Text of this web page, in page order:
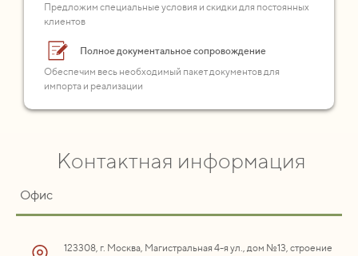
Предложим специальные условия и скидки для постоянных
клиентов
Полное документальное сопровождение
Обеспечим весь необходимый пакет документов для
импорта и реализации
Контактная информация
Офис
123308, г. Москва, Магистральная 4-я ул., дом №13, строение